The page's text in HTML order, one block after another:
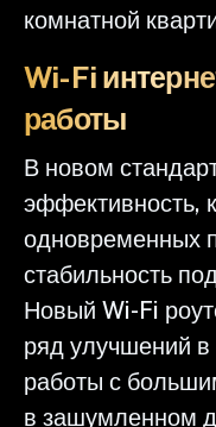
комнатной
Wi-Fi
работы
В новом
эффективность,
одновременных
стабильность
Новый Wi-Fi
ряд улучшений в
работы с
в зашумленном